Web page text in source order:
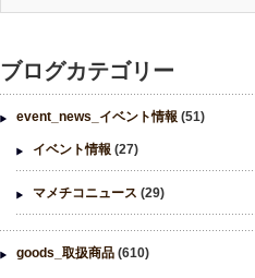
ブログカテゴリー
event_news_イベント情報 (51)
イベント情報 (27)
マメチコニュース (29)
goods_取扱商品 (610)